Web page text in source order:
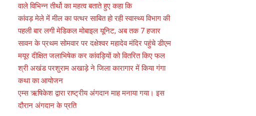
वाले विभिन्न तीर्थो का महत्व बताते हुए कहा कि
कांवड़ मेले में मील का पत्थर साबित हो रही स्वास्थ्य विभाग की
पहली बार लगी मेडिकल मोबाइल यूनिट, अब तक 7 हजार
सावन के प्रथम सोमवार पर दक्षेश्वर महादेव मंदिर पहुंचे डीएम
मयूर दीक्षित जलाभिषेक कर कांवड़ियों को वितरित किए फल
श्री अखंड परशुराम अखाड़े ने जिला कारागार में किया गंगा
कथा का आयोजन
एम्स ऋषिकेश द्वारा राष्ट्रीय अंगदान माह मनाया गया। इस
दौरान अंगदान के प्रति